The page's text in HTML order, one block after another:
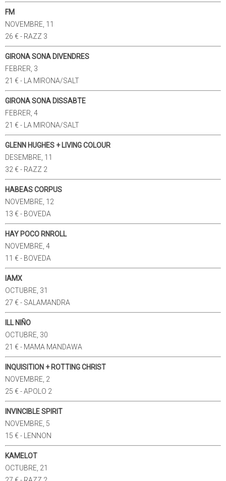
FM
NOVEMBRE, 11
26 € - RAZZ 3
GIRONA SONA DIVENDRES
FEBRER, 3
21 € - LA MIRONA/SALT
GIRONA SONA DISSABTE
FEBRER, 4
21 € - LA MIRONA/SALT
GLENN HUGHES + LIVING COLOUR
DESEMBRE, 11
32 € - RAZZ 2
HABEAS CORPUS
NOVEMBRE, 12
13 € - BOVEDA
HAY POCO RNROLL
NOVEMBRE, 4
11 € - BOVEDA
IAMX
OCTUBRE, 31
27 € - SALAMANDRA
ILL NIÑO
OCTUBRE, 30
21 € - MAMA MANDAWA
INQUISITION + ROTTING CHRIST
NOVEMBRE, 2
25 € - APOLO 2
INVINCIBLE SPIRIT
NOVEMBRE, 5
15 € - LENNON
KAMELOT
OCTUBRE, 21